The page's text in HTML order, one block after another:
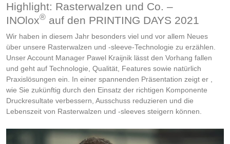
Highlight: Rasterwalzen und Co. –
INOlox® auf den PRINTING DAYS 2021
Wir haben in diesem Jahr besonders viel und vor allem Neues
über unsere Rasterwalzen und -sleeve-Technologie zu erzählen.
Unser Account Manager Pawel Kraijnik lässt den Vorhang fallen
und geht auf Technologie, Qualität, Features sowie natürlich
Praxislösungen ein. In einer spannenden Präsentation zeigt er ,
wie Sie zukünftig durch den Einsatz der richtigen Komponente
Druckresultate verbessern, Ausschuss reduzieren und die
Lebenszeit von Rasterwalzen und -sleeves steigern können.